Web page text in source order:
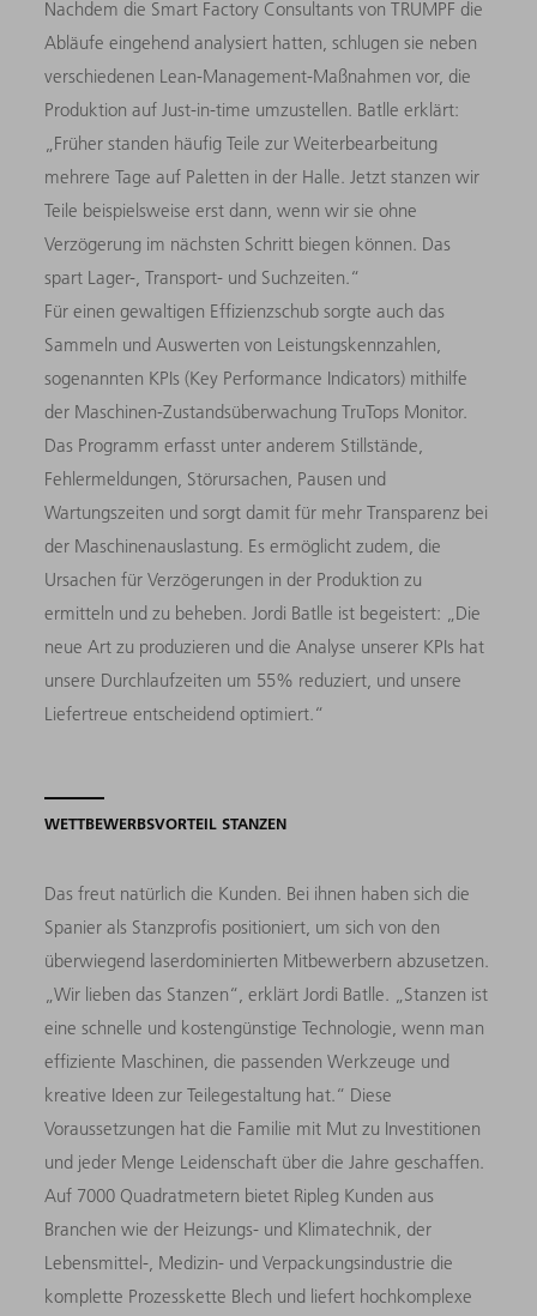
Nachdem die Smart Factory Consultants von TRUMPF die
Ab­läufe eingehend analysiert hatten, schlugen sie neben
verschiede­nen Lean-Management-Maßnahmen vor, die
Produktion auf Just-in-time umzustellen. Batlle erklärt:
„Früher standen häufig Teile zur Weiterbearbeitung
mehrere Tage auf Paletten in der Halle. Jetzt stanzen wir
Teile beispielsweise erst dann, wenn wir sie ohne
Verzögerung im nächsten Schritt biegen können. Das
spart Lager-, Transport- und Suchzeiten.“
Für einen gewaltigen Effizienzschub sorgte auch das
Sammeln und Auswerten von Leistungskennzahlen,
sogenannten KPIs (Key Performance Indicators) mithilfe
der Maschinen-Zustands­überwachung TruTops Monitor.
Das Programm erfasst unter anderem Stillstände,
Fehlermeldungen, Störursachen, Pausen und
Wartungszeiten und sorgt damit für mehr Transparenz bei
der Maschinenauslastung. Es ermöglicht zudem, die
Ursachen für Verzögerungen in der Produktion zu
ermitteln und zu beheben. Jordi Batlle ist begeistert: „Die
neue Art zu produzieren und die Analyse unserer KPIs hat
unsere Durchlaufzeiten um 55% redu­ziert, und unsere
Liefertreue entscheidend optimiert.“
WETTBEWERBSVORTEIL STANZEN
Das freut natürlich die Kunden. Bei ihnen haben sich die
Spanier als Stanzprofis positioniert, um sich von den
überwiegend laser­dominierten Mitbewerbern abzusetzen.
„Wir lieben das Stanzen“, erklärt Jordi Batlle. „Stanzen ist
eine schnelle und kostengüns­tige Technologie, wenn man
effiziente Maschinen, die passenden Werkzeuge und
kreative Ideen zur Teilegestaltung hat.“ Diese
Voraussetzungen hat die Familie mit Mut zu Investitionen
und jeder Menge Leidenschaft über die Jahre geschaffen.
Auf 7000 Quadratmetern bietet Ripleg Kunden aus
Branchen wie der Heizungs- und Klimatechnik, der
Lebensmittel-, Medizin- und Ver­packungsindustrie die
komplette Prozesskette Blech und liefert hochkomplexe